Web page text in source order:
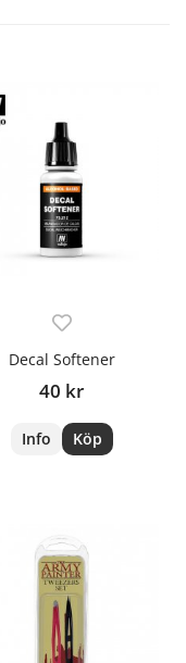
Decal Softener
40 kr
Info Köp